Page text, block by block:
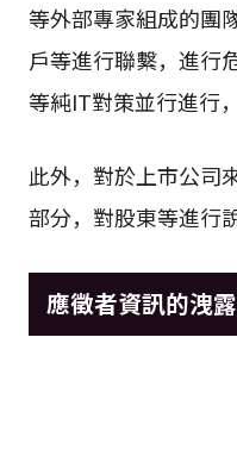
等外部專家組成的團
戶等進行聯繫，進行
等純IT對策並行進行
此外，對於上市公司
部分，對股東等進行
應徵者資訊的洩